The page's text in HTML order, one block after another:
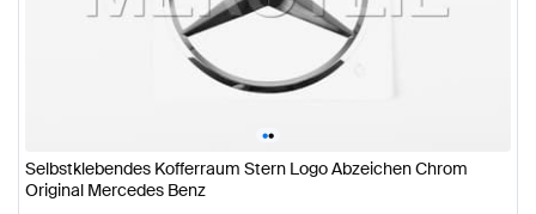
••
Selbstklebendes Kofferraum Stern Logo Abzeichen Chrom
Original Mercedes Benz